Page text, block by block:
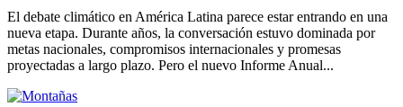
El debate climático en América Latina parece estar entrando en una
nueva etapa. Durante años, la conversación estuvo dominada por
metas nacionales, compromisos internacionales y promesas
proyectadas a largo plazo. Pero el nuevo Informe Anual...